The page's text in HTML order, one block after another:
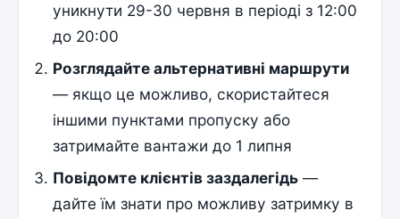
уникнути 29-30 червня в періоді з 12:00
до 20:00
Розглядайте альтернативні маршрути
— якщо це можливо, скористайтеся
іншими пунктами пропуску або
затримайте вантажи до 1 липня
Повідомте клієнтів заздалегідь —
дайте їм знати про можливу затримку в